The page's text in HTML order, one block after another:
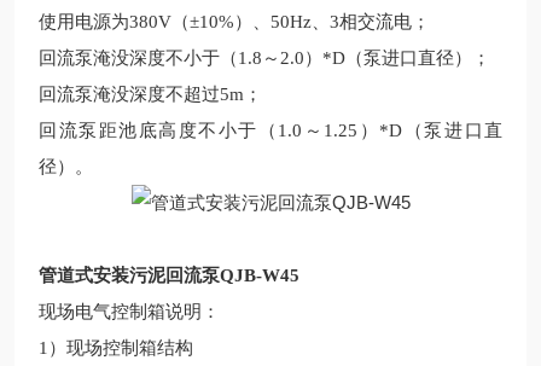
使用电源为380V（±10%）、50Hz、3相交流电；
回流泵淹没深度不小于（1.8～2.0）*D （泵进口直径）；
回流泵淹没深度不超过5m；
回流泵距池底高度不小于（ 1.0～1.25）*D（泵进口直
径）。
管道式安装污泥回流泵QJB-W45
现场电气控制 箱说明：
1）现场控制箱结构